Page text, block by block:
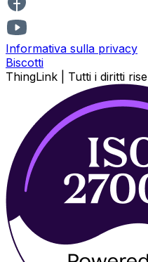
Informativa sulla privacy
Biscotti
ThingLink | Tutti i diritti